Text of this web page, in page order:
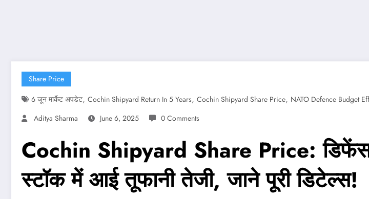
Share Price
6 जून मार्केट अपडेट, Cochin Shipyard Return In 5 Years, Cochin Shipyard Share Price, NATO Defence Budget
Aditya Sharma
June 6, 2025 0 Comments
Cochin Shipyard Share Price: डिफेंस
स्टॉक में आई तूफानी तेजी, जाने पूरी डिटेल्स!